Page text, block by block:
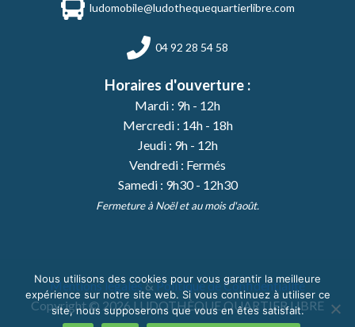
ludomobile@ludothequequartierlibre.com
04 92 28 54 58
Horaires d'ouverture :
Mardi : 9h - 12h
Mercredi : 14h - 18h
Jeudi : 9h - 12h
Vendredi : Fermés
Samedi : 9h30 - 12h30
Fermeture à Noël et au mois d'août.
Mentions légales&Politique de Confidentialité
Copyright © 2026 LUDOTHÈQUE QUARTIER LIBRE
Nous utilisons des cookies pour vous garantir la meilleure
expérience sur notre site web. Si vous continuez à utiliser ce
site, nous supposerons que vous en êtes satisfait.